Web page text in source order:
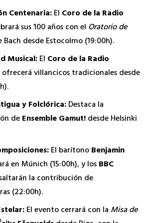
Centenaria:El Coro de la Radio
sus 100 años con el Oratorio de
desde Estocolmo (19:00h).
Musical:El Coro de la Radio
ofrecerá villancicos tradicionales desde
y Folclórica:Destaca la
deEnsemble Gamut!desde Helsinki
El barítonoBenjamin
en Múnich (15:00h), y losBBC
la contribución de
(22:00h).
El evento cerrará con la Misa de